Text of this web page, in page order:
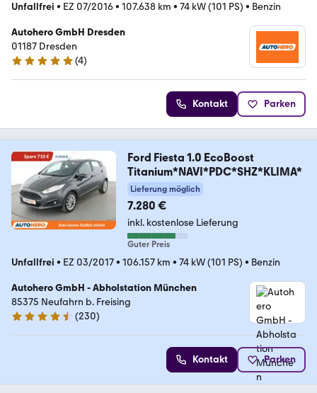
Unfallfrei • EZ 07/2016• 107.638 km • 74 kW (101 PS) • Benzin
Autohero GmbH Dresden
01187 Dresden
5 Sterne
(4)
Kontakt Parken
Ford Fiesta 1.0 EcoBoost
Titanium*NAVI*PDC*SHZ*KLIMA*
Lieferung möglich
7.280 €
inkl. kostenlose Lieferung
Guter Preis
Unfallfrei • EZ 03/2017• 106.157 km • 74 kW (101 PS) • Benzin
Autohero GmbH - Abholstation München
85375 Neufahrn b. Freising
4.4 Sterne
(230)
Kontakt Parken